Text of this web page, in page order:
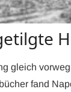
gleich
fand